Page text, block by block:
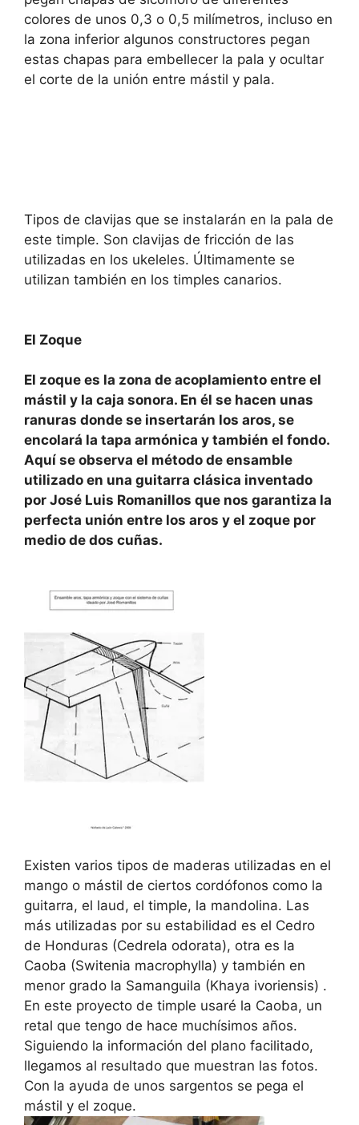
colores de unos 0,3 o 0,5 milímetros, incluso en
la zona inferior algunos constructores pegan
estas chapas para embellecer la pala y ocultar
el corte de la unión entre mástil y pala.
Tipos de clavijas que se instalarán en la pala de
este timple. Son clavijas de fricción de las
utilizadas en los ukeleles. Últimamente se
utilizan también en los timples canarios.
El Zoque
El zoque es la zona de acoplamiento entre el
mástil y la caja sonora. En él se hacen unas
ranuras donde se insertarán los aros, se
encolará la tapa armónica y también el fondo.
Aquí se observa el método de ensamble
utilizado en una guitarra clásica inventado
por José Luis Romanillos que nos garantiza la
perfecta unión entre los aros y el zoque por
medio de dos cuñas.
Existen varios tipos de maderas utilizadas en el
mango o mástil de ciertos cordófonos como la
guitarra, el laud, el timple, la mandolina. Las
más utilizadas por su estabilidad es el Cedro
de Honduras (Cedrela odorata), otra es la
Caoba (Switenia macrophylla) y también en
menor grado la Samanguila (Khaya ivoriensis) .
En este proyecto de timple usaré la Caoba, un
retal que tengo de hace muchísimos años.
Siguiendo la información del plano facilitado,
llegamos al resultado que muestran las fotos.
Con la ayuda de unos sargentos se pega el
mástil y el zoque.